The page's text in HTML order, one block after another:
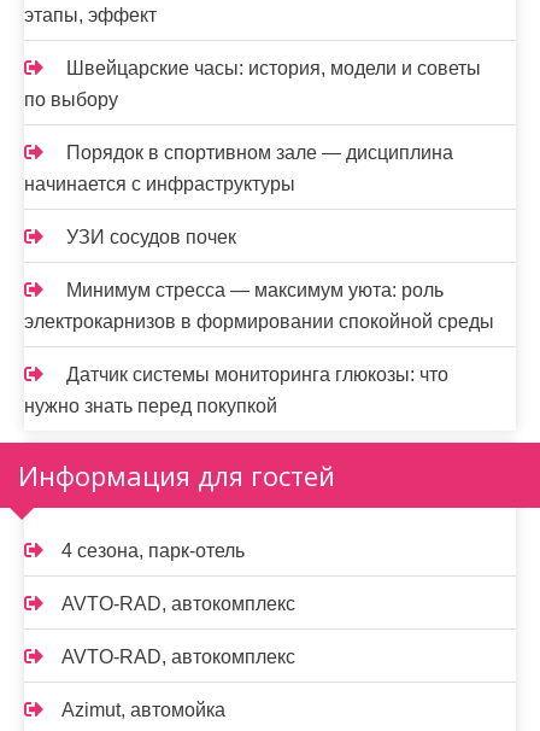
этапы, эффект
Швейцарские часы: история, модели и советы
по выбору
Порядок в спортивном зале — дисциплина
начинается с инфраструктуры
УЗИ сосудов почек
Минимум стресса — максимум уюта: роль
электрокарнизов в формировании спокойной среды
Датчик системы мониторинга глюкозы: что
нужно знать перед покупкой
Информация для гостей
4 сезона, парк-отель
AVTO-RAD, автокомплекс
AVTO-RAD, автокомплекс
Azimut, автомойка